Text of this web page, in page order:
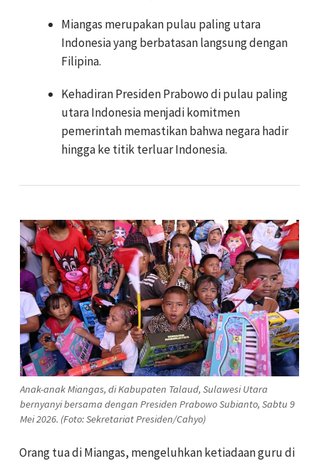
Miangas merupakan pulau paling utara
Indonesia yang berbatasan langsung dengan
Filipina.
Kehadiran Presiden Prabowo di pulau paling
utara Indonesia menjadi komitmen
pemerintah memastikan bahwa negara hadir
hingga ke titik terluar Indonesia.
Anak-anak Miangas, di Kabupaten Talaud, Sulawesi Utara
bernyanyi bersama dengan Presiden Prabowo Subianto, Sabtu 9
Mei 2026. (Foto: Sekretariat Presiden/Cahyo)
Orang tua di Miangas, mengeluhkan ketiadaan guru di